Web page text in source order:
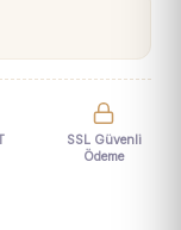
SSL Güvenli
Ödeme